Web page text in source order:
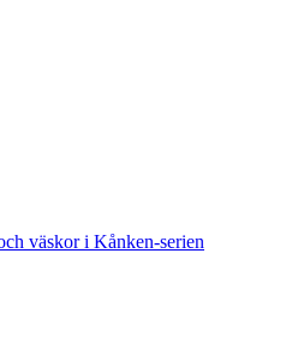
väskor i Kånken-serien